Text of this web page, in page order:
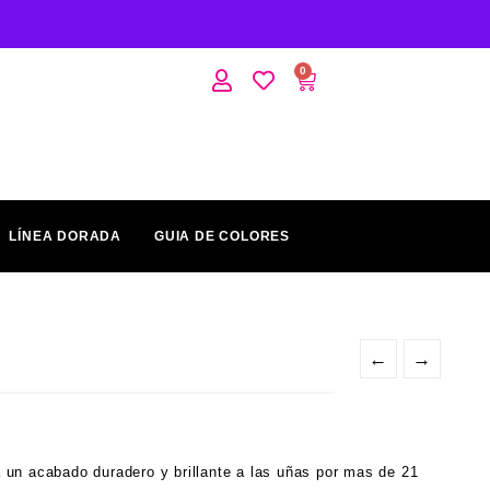
0
LÍNEA DORADA GUIA DE COLORES
← →
acabado duradero y brillante a las uñas por mas de 21